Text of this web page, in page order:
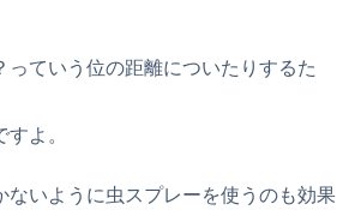
っていう位の距離についたりするた
よ。
ないように虫スプレーを使うのも効果